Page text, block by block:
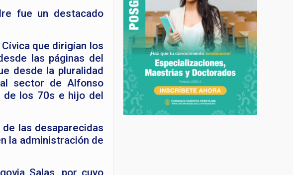
fue un destacado
que dirigían los
las páginas del
desde la pluralidad
sector de Alfonso
de los 70s e hijo del
las desaparecidas
la administración de
Salas, por cuyo